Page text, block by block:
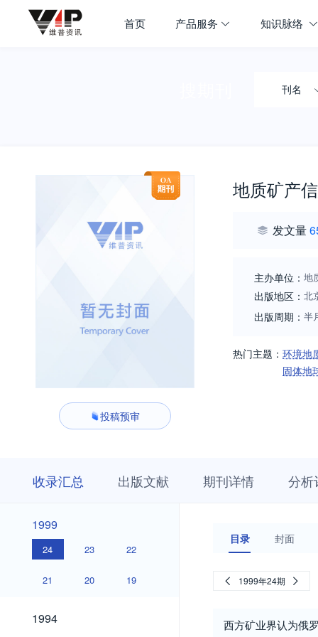
首页 产品服务 知识脉络
刊名
投稿预审
地质矿产
发文量
主办单位： 地
出版地区： 北
出版周期： 半
热门主题： 环境地
固体地
收录汇总 出版文献 期刊详情 分析
1999
1999
24 23 22
21 20 19
1994
1994
目录 封面
1999年24期
西方矿业界认为俄